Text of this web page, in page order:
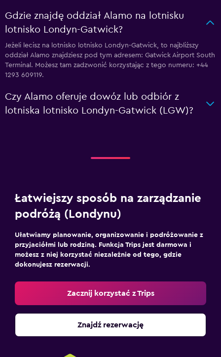
Gdzie znajdę oddział Alamo na lotnisku
lotnisko Londyn-Gatwick?
Jeżeli lecisz na lotnisko lotnisko Londyn-Gatwick, to najbliższy
oddział Alamo znajdziesz pod tym adresem: Gatwick Airport South
Terminal. Możesz tam zadzwonić korzystając z tego numeru: +44
1293 609119.
Czy Alamo oferuje dowóz lub odbiór z
lotniska lotnisko Londyn-Gatwick (LGW)?
Łatwiejszy sposób na zarządzanie
podróżą (Londynu)
Ułatwiamy planowanie, organizowanie i podróżowanie z
przyjaciółmi lub rodziną. Funkcja Trips jest darmowa i
możesz z niej korzystać niezależnie od tego, gdzie
dokonujesz rezerwacji.
Zacznij korzystać z Trips
Znajdź rezerwację